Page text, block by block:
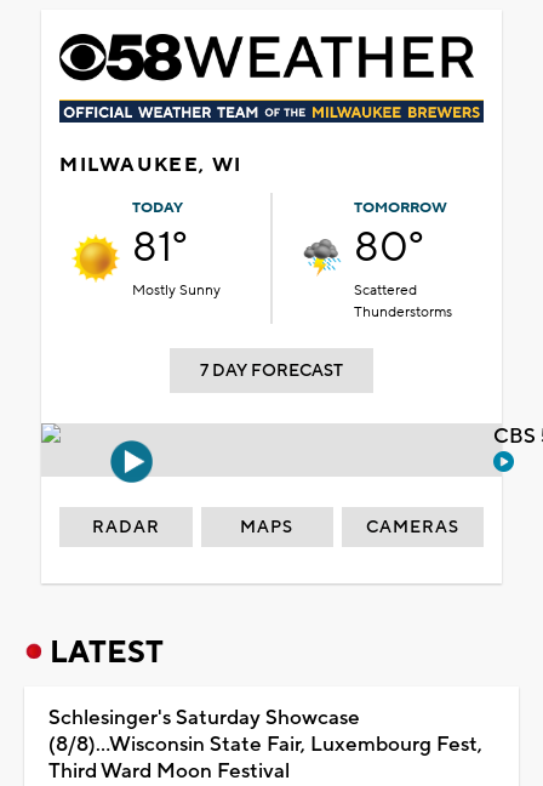
MILWAUKEE, WI
TODAY
81°
Mostly Sunny
TOMORROW
80°
Scattered
Thunderstorms
7 DAY FORECAST
RADAR MAPS CAMERAS
LATEST
Schlesinger's Saturday Showcase
(8/8)...Wisconsin State Fair, Luxembourg Fest,
Third Ward Moon Festival